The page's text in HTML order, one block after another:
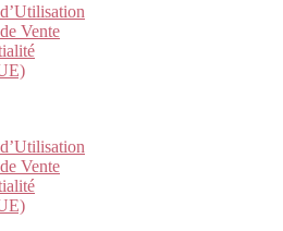
Vente
Vente